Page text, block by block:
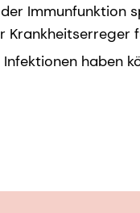
Immunfunktion
Krankheitserreger
haben